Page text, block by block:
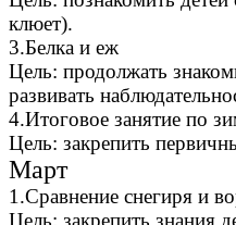
клюет).
3.Белка и еж
Цель: продолжать
развивать
4.Итоговое занятие по
Цель: закрепить
Март
1.Сравнение снегиря и
Цель: закрепить знания